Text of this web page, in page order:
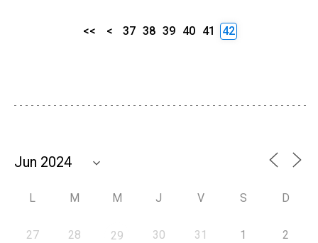
<< < 37 38 39 40 41 42
L M M J V S D
27 28 29 30 31 1 2